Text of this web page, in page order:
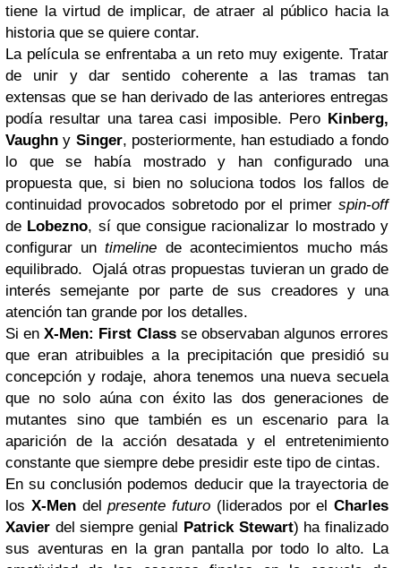
tiene la virtud de implicar, de atraer al público hacia la
historia que se quiere contar.
La película se enfrentaba a un reto muy exigente. Tratar
de unir y dar sentido coherente a las tramas tan
extensas que se han derivado de las anteriores entregas
podía resultar una tarea casi imposible. Pero Kinberg,
Vaughn y Singer, posteriormente, han estudiado a fondo
lo que se había mostrado y han configurado una
propuesta que, si bien no soluciona todos los fallos de
continuidad provocados sobretodo por el primer spin-off
de Lobezno, sí que consigue racionalizar lo mostrado y
configurar untimeline de acontecimientos mucho más
equilibrado. Ojalá otras propuestas tuvieran un grado de
interés semejante por parte de sus creadores y una
atención tan grande por los detalles.
Si enX-Men: First Classse observaban algunos errores
que eran atribuibles a la precipitación que presidió su
concepción y rodaje, ahora tenemos una nueva secuela
que no solo aúna con éxito las dos generaciones de
mutantes sino que también es un escenario para la
aparición de la acción desatada y el entretenimiento
constante que siempre debe presidir este tipo de cintas.
En su conclusión podemos deducir que la trayectoria de
los X-Mendelpresente futuro (liderados por el Charles
Xavier del siempre genial Patrick Stewart) ha finalizado
sus aventuras en la gran pantalla por todo lo alto. La